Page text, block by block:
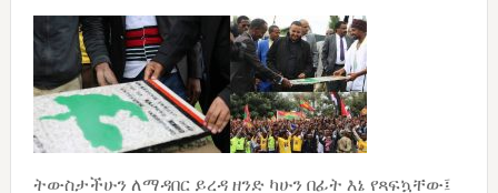
ትውስታችሁን ለማዳበር ይረዳ ዘንድ ካሁን በፊት እኔ የጻፍኳቸው፤